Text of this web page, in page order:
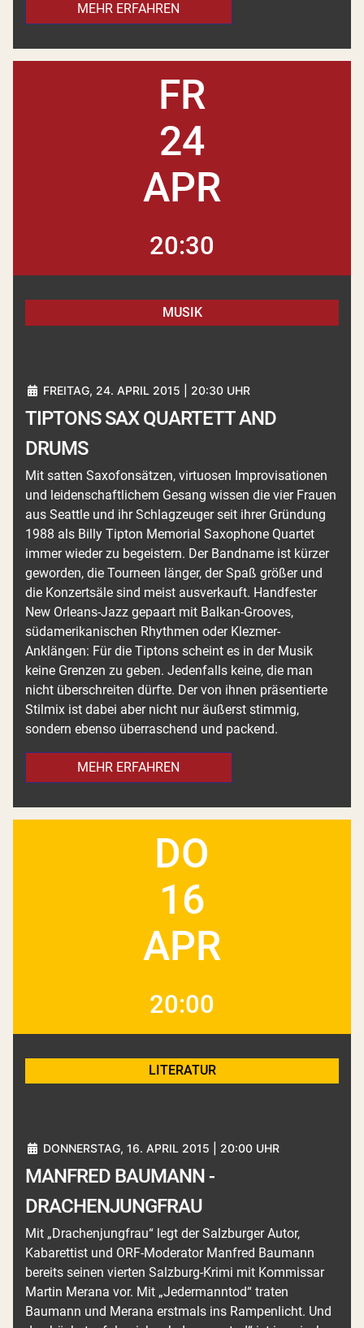
MEHR ERFAHREN
FR
24
APR
20:30
MUSIK
FREITAG, 24. APRIL 2015 | 20:30 UHR
TIPTONS SAX QUARTETT AND
DRUMS
Mit satten Saxofonsätzen, virtuosen Improvisationen
und leidenschaftlichem Gesang wissen die vier Frauen
aus Seattle und ihr Schlagzeuger seit ihrer Gründung
1988 als Billy Tipton Memorial Saxophone Quartet
immer wieder zu begeistern. Der Bandname ist kürzer
geworden, die Tourneen länger, der Spaß größer und
die Konzertsäle sind meist ausverkauft. Handfester
New Orleans-Jazz gepaart mit Balkan-Grooves,
südamerikanischen Rhythmen oder Klezmer-
Anklängen: Für die Tiptons scheint es in der Musik
keine Grenzen zu geben. Jedenfalls keine, die man
nicht überschreiten dürfte. Der von ihnen präsentierte
Stilmix ist dabei aber nicht nur äußerst stimmig,
sondern ebenso überraschend und packend.
MEHR ERFAHREN
DO
16
APR
20:00
LITERATUR
DONNERSTAG, 16. APRIL 2015 | 20:00 UHR
MANFRED BAUMANN -
DRACHENJUNGFRAU
Mit „Drachenjungfrau“ legt der Salzburger Autor,
Kabarettist und ORF-Moderator Manfred Baumann
bereits seinen vierten Salzburg-Krimi mit Kommissar
Martin Merana vor. Mit „Jedermanntod“ traten
Baumann und Merana erstmals ins Rampenlicht. Und